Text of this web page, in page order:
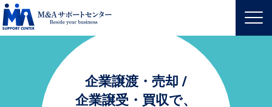
企業譲渡・売却 /
企業譲受・買収で、